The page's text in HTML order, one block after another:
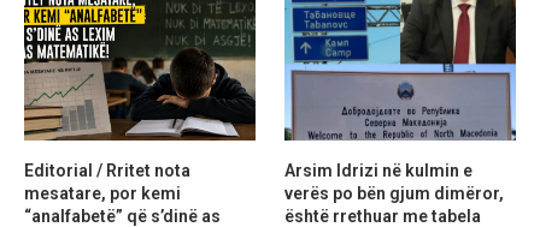
Editorial / Rritet nota
mesatare, por kemi
“analfabetë” që s’dinë as
Arsim Idrizi në kulmin e
verës po bën gjum dimëror,
është rrethuar me tabela